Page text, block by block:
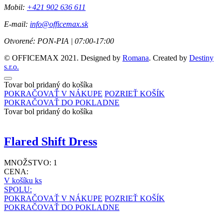
Mobil: +421 902 636 611
E-mail: info@officemax.sk
Otvorené: PON-PIA | 07:00-17:00
© OFFICEMAX 2021. Designed by Romana. Created by Destiny
s.r.o.
Tovar bol pridaný do košíka
POKRAČOVAŤ V NÁKUPE POZRIEŤ KOŠÍK
POKRAČOVAŤ DO POKLADNE
Tovar bol pridaný do košíka
Flared Shift Dress
MNOŽSTVO: 1
CENA:
V košíku ks
SPOLU:
POKRAČOVAŤ V NÁKUPE POZRIEŤ KOŠÍK
POKRAČOVAŤ DO POKLADNE